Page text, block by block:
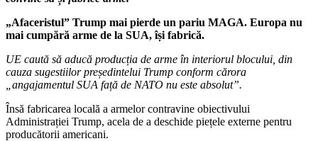
„Afaceristul” Trump mai pierde un pariu MAGA. Europa nu
mai cumpără arme de la SUA, își fabrică.
UE caută să aducă producția de arme în interiorul blocului, din
cauza sugestiilor președintelui Trump conform cărora
„angajamentul SUA față de NATO nu este absolut”.
Însă fabricarea locală a armelor contravine obiectivului
Administrației Trump, acela de a deschide piețele externe pentru
producătorii americani.